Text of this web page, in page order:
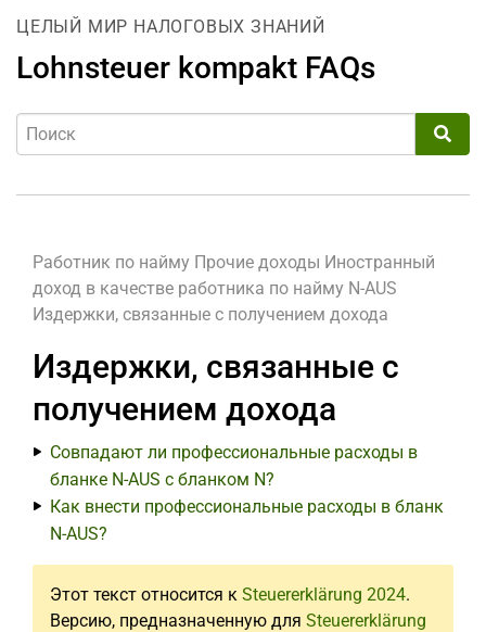
ЦЕЛЫЙ МИР НАЛОГОВЫХ ЗНАНИЙ
Lohnsteuer kompakt FAQs
Работник по найму Прочие доходы Иностранный
доход в качестве работника по найму N-AUS
Издержки, связанные с получением дохода
Издержки, связанные с
получением дохода
Совпадают ли профессиональные расходы в
бланке N-AUS с бланком N?
Как внести профессиональные расходы в бланк
N-AUS?
Этот текст относится к Steuererklärung 2024.
Версию, предназначенную для Steuererklärung